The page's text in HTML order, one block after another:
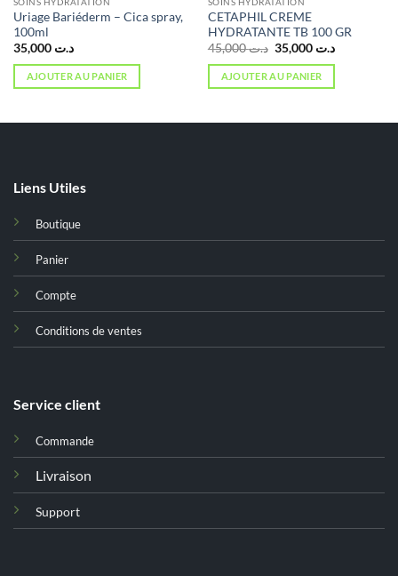
Uriage Bariéderm – Cica spray,
100ml
د.ت 35,000
AJOUTER AU PANIER
CETAPHIL CREME
HYDRATANTE TB 100 GR
د.ت45,000
Le
prix
initial
était :
د.ت 45,000.
د.ت 35,000
Le
AJOUTER AU PANIER
Liens Utiles
Boutique
Panier
Compte
Conditions de ventes
Service client
Commande
Livraison
Support